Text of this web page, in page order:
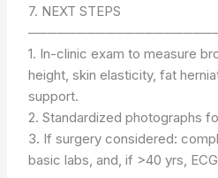
7. NEXT STEPS
1. In-clinic exam to measure
height, skin elasticity, fat
support.
2. Standardized photographs
3. If surgery considered:
basic labs, and, if >40 yrs,